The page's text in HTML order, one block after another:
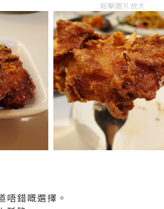
點擊圖片放大
唔錯嘅選擇。